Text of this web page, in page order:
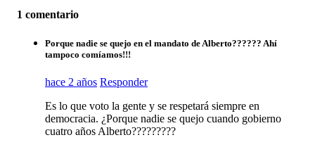
1 comentario
Porque nadie se quejo en el mandato de Alberto?????? Ahí
tampoco comíamos!!!
hace 2 años Responder
Es lo que voto la gente y se respetará siempre en
democracia. ¿Porque nadie se quejo cuando gobierno
cuatro años Alberto?????????